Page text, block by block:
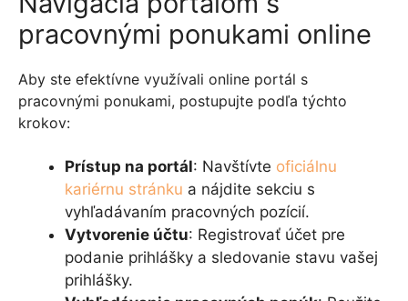
pracovnými ponukami online
Aby ste efektívne využívali online portál s
pracovnými ponukami, postupujte podľa týchto
krokov:
Prístup na portál: Navštívte oficiálnu
kariérnu stránku a nájdite sekciu s
vyhľadávaním pracovných pozícií.
Vytvorenie účtu: Registrovať účet pre
podanie prihlášky a sledovanie stavu vašej
prihlášky.